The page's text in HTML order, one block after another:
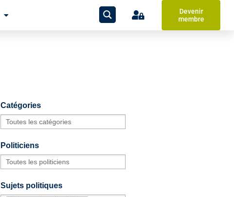
Devenir
membre
Catégories
Politiciens
Sujets politiques